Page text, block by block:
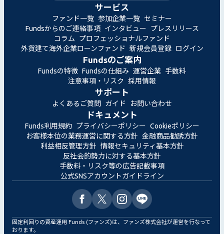
サービス
ファンド一覧 参加企業一覧 セミナー
Fundsからのご連絡事項 インタビュー
プレスリリース
コラム
プロフェッショナルファンド
外貨建て海外企業ローンファンド 新規会員登録 ログイン
Fundsのご案内
Fundsの特徴 Fundsの仕組み 運営企業 手数料
注意事項・リスク
採用情報
サポート
よくあるご質問 ガイド お問い合わせ
ドキュメント
Funds利用規約 プライバシーポリシー Cookieポリシー
お客様本位の業務運営に関する方針 金融商品勧誘方針
利益相反管理方針 情報セキュリティ基本方針
反社会的勢力に対する基本方針
手数料・リスク等の広告記載事項
公式SNSアカウントガイドライン
固定利回りの資産運用 Funds (ファンズ)は、ファンズ株式会社が運営を行なって
おります。